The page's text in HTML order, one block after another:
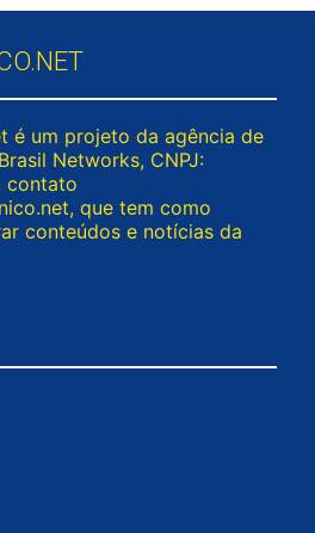
é um projeto da agência de
Networks, CNPJ:
contato
, que tem como
conteúdos e notícias da